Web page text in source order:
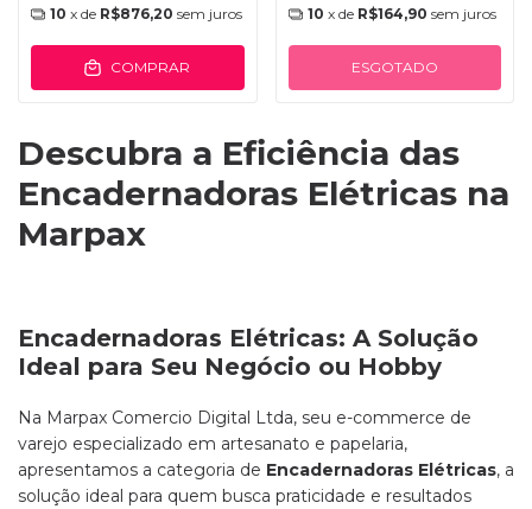
10 x de R$876,20 sem juros
COMPRAR
10 x de R$164,90 sem juros
ESGOTADO
Descubra a Eficiência das
Encadernadoras Elétricas na
Marpax
Encadernadoras Elétricas: A Solução
Ideal para Seu Negócio ou Hobby
Na Marpax Comercio Digital Ltda, seu e-commerce de
varejo especializado em artesanato e papelaria,
apresentamos a categoria de Encadernadoras Elétricas, a
solução ideal para quem busca praticidade e resultados